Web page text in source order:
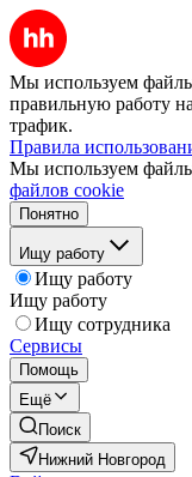
Мы используем
правильную работу
трафик.
Правила
Мы используем
файлов cookie
Понятно
Ищу работу
Ищу работу
Ищу работу
Ищу сотрудника
Сервисы
Помощь
Ещё
Поиск
Нижний Новгород